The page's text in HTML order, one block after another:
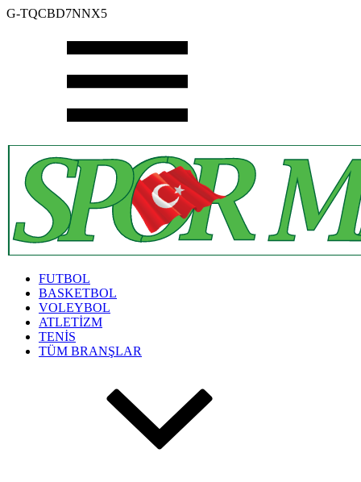
G-TQCBD7NNX5
FUTBOL
BASKETBOL
VOLEYBOL
ATLETİZM
TENİS
TÜM BRANŞLAR